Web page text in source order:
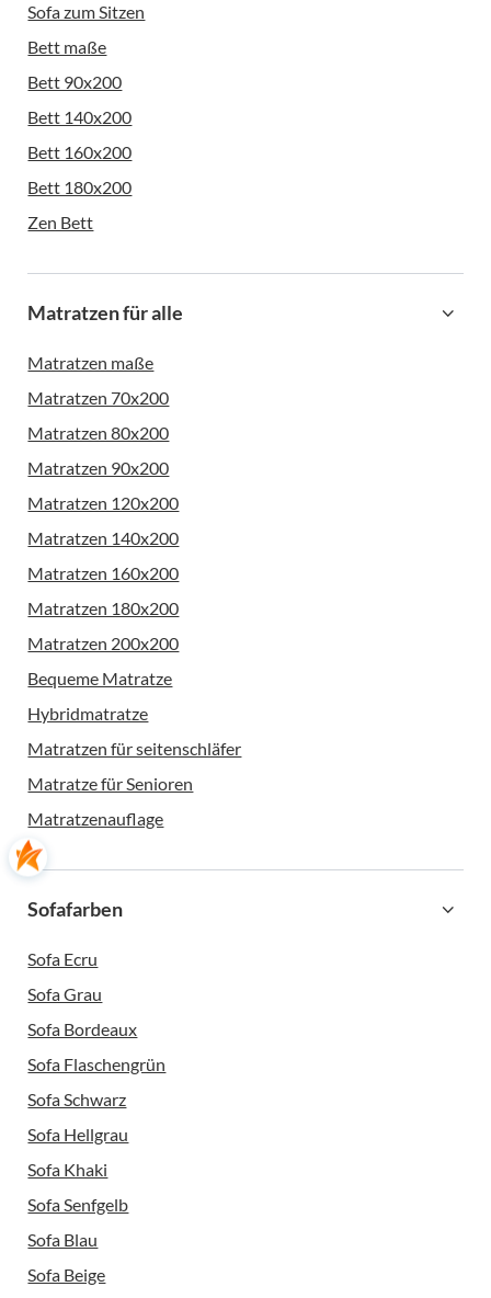
Sofa zum Sitzen
Bett maße
Bett 90x200
Bett 140x200
Bett 160x200
Bett 180x200
Zen Bett
Matratzen für alle
Matratzen maße
Matratzen 70x200
Matratzen 80x200
Matratzen 90x200
Matratzen 120x200
Matratzen 140x200
Matratzen 160x200
Matratzen 180x200
Matratzen 200x200
Bequeme Matratze
Hybridmatratze
Matratzen für seitenschläfer
Matratze für Senioren
Matratzenauflage
Sofafarben
Sofa Ecru
Sofa Grau
Sofa Bordeaux
Sofa Flaschengrün
Sofa Schwarz
Sofa Hellgrau
Sofa Khaki
Sofa Senfgelb
Sofa Blau
Sofa Beige